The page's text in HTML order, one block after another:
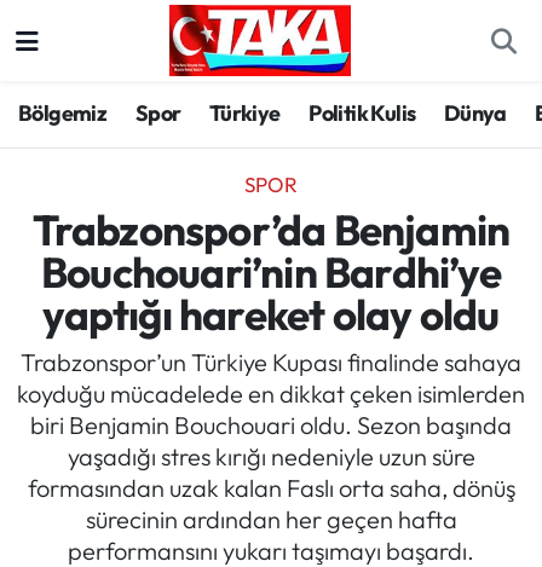
Bölgemiz Spor Türkiye Politik Kulis Dünya
SPOR
Trabzonspor’da Benjamin
Bouchouari’nin Bardhi’ye
yaptığı hareket olay oldu
Trabzonspor’un Türkiye Kupası finalinde sahaya
koyduğu mücadelede en dikkat çeken isimlerden
biri Benjamin Bouchouari oldu. Sezon başında
yaşadığı stres kırığı nedeniyle uzun süre
formasından uzak kalan Faslı orta saha, dönüş
sürecinin ardından her geçen hafta
performansını yukarı taşımayı başardı.
Spor
Türkiye
Kültür/Sanat
Politika
Politik Kulis
Dünya
Magazin
Trabzon Hava Durumu
Trabzon Trafik Yoğunluk Haritası
Süper Lig Puan Durumu ve Fikstür
Tüm Manşetler
Son Dakika Haberleri
Haber Arşivi